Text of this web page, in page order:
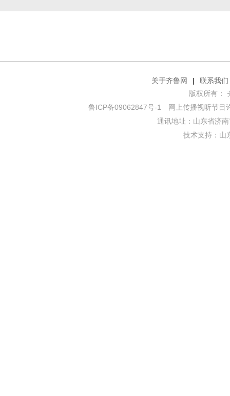
关于齐鲁网 |
联系我们
版权所有：
鲁ICP备09062847号-1
网上传播视听节目
通讯地址：山东省济
技术支持： 山